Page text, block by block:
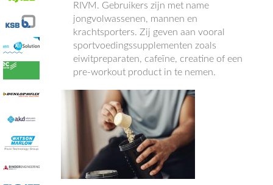
RIVM. Gebruikers zijn met name
jongvolwassenen, mannen en
krachtsporters. Zij geven aan vooral
sportvoedingssupplementen zoals
eiwitpreparaten, cafeïne, creatine of een
pre-workout product in te nemen.